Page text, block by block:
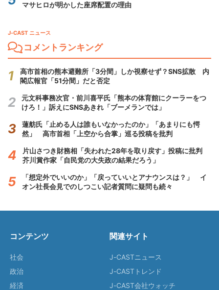
マサヒロが明かした座席配置の理由
J-CAST ニュース
コメントランキング
高市首相の熊本避難所「3分間」しか視察せず？SNS拡散 内
閣広報官「51分間」だと否定
元文科事務次官・前川喜平氏「熊本の体育館にクーラーをつ
けろ！」訴えにSNSあきれ「ブーメランでは」
蓮舫氏「止める人は誰もいなかったのか」「あまりにも愕
然」 高市首相「上空から合掌」巡る投稿を批判
片山さつき財務相「失われた28年を取り戻す」投稿に批判
芥川賞作家「自民党の大失政の結果だろう」
「想定外でいいのか」「戻っていいとアナウンスは？」 イ
オン社長会見でのしつこい記者質問に疑問も続々
コンテンツ
社会
政治
経済
関連サイト
J-CASTニュース
J-CASTトレンド
J-CAST会社ウォッチ